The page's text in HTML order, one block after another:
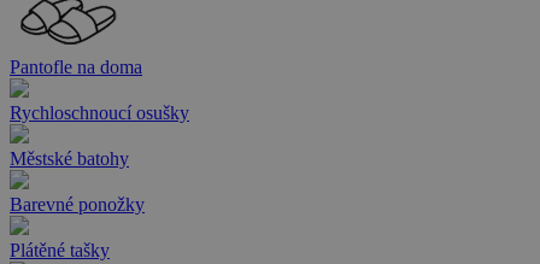
Pantofle na doma
Rychloschnoucí osušky
Městské batohy
Barevné ponožky
Plátěné tašky